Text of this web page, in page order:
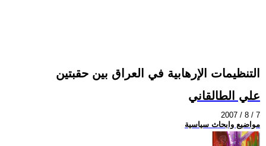
التنظيمات الإرهابية في العراق بين حقبتين
علي الطالقاني
2007 / 8 / 7
مواضيع وابحاث سياسية